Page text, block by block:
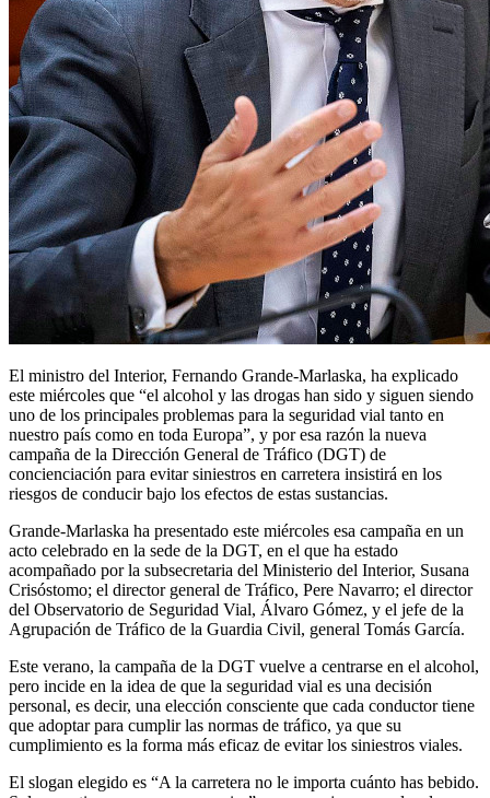
El ministro del Interior, Fernando Grande-Marlaska, ha explicado
este miércoles que “el alcohol y las drogas han sido y siguen siendo
uno de los principales problemas para la seguridad vial tanto en
nuestro país como en toda Europa”, y por esa razón la nueva
campaña de la Dirección General de Tráfico (DGT) de
concienciación para evitar siniestros en carretera insistirá en los
riesgos de conducir bajo los efectos de estas sustancias.
Grande-Marlaska ha presentado este miércoles esa campaña en un
acto celebrado en la sede de la DGT, en el que ha estado
acompañado por la subsecretaria del Ministerio del Interior, Susana
Crisóstomo; el director general de Tráfico, Pere Navarro; el director
del Observatorio de Seguridad Vial, Álvaro Gómez, y el jefe de la
Agrupación de Tráfico de la Guardia Civil, general Tomás García.
Este verano, la campaña de la DGT vuelve a centrarse en el alcohol,
pero incide en la idea de que la seguridad vial es una decisión
personal, es decir, una elección consciente que cada conductor tiene
que adoptar para cumplir las normas de tráfico, ya que su
cumplimiento es la forma más eficaz de evitar los siniestros viales.
El slogan elegido es “A la carretera no le importa cuánto has bebido.